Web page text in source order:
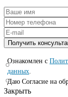
Ознакомлен с
данных
Даю Согласие на
Закрыть